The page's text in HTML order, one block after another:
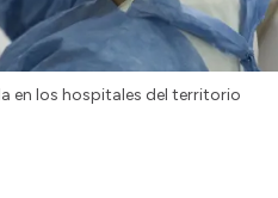
en los hospitales del territorio